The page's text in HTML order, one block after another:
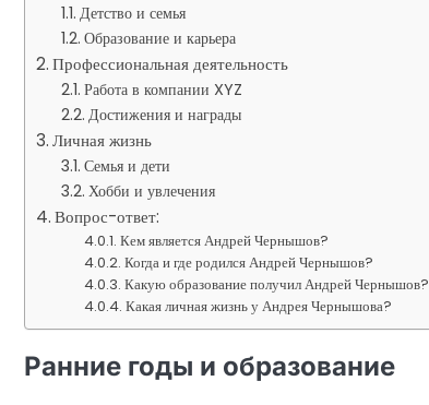
Детство и семья
Образование и карьера
Профессиональная деятельность
Работа в компании XYZ
Достижения и награды
Личная жизнь
Семья и дети
Хобби и увлечения
Вопрос-ответ:
Кем является Андрей Чернышов?
Когда и где родился Андрей Чернышов?
Какую образование получил Андрей Чернышов?
Какая личная жизнь у Андрея Чернышова?
Ранние годы и образование